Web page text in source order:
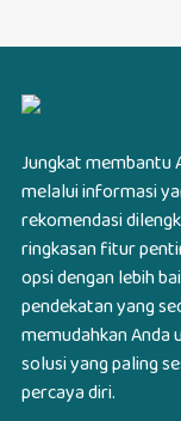
Jungkat membantu
melalui informasi
rekomendasi
ringkasan fitur
opsi dengan lebih
pendekatan yang
memudahkan Anda
solusi yang paling
percaya diri.